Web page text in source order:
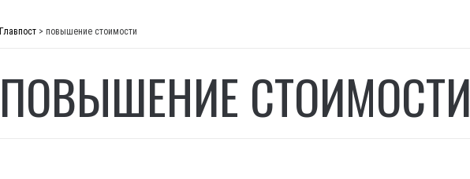
Главпост > повышение стоимости
ПОВЫШЕНИЕ СТОИМОСТИ